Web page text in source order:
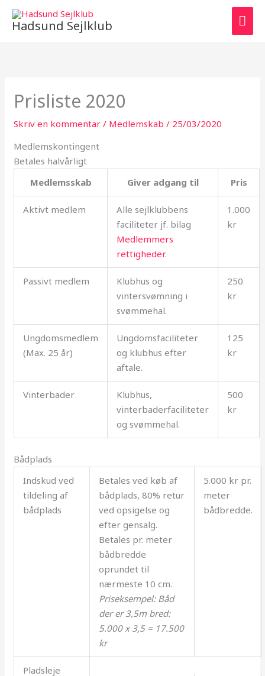
Hadsund Sejlklub
Prisliste 2020
Skriv en kommentar / Medlemskab / 25/03/2020
Medlemskontingent
Betales halvårligt
Medlemsskab
Giver adgang til Pris
Aktivt medlem
Alle sejlklubbens
faciliteter jf. bilag
Medlemmers
rettigheder.
1.000
kr
Passivt medlem
Klubhus og
vintersvømning i
svømmehal.
250
kr
Ungdomsmedlem
(Max. 25 år)
Ungdomsfaciliteter
og klubhus efter
aftale.
125
kr
Vinterbader
Klubhus,
vinterbaderfaciliteter
og svømmehal.
500
kr
Bådplads
Indskud ved
tildeling af
bådplads
Betales ved køb af
bådplads, 80% retur
ved opsigelse og
efter gensalg.
Betales pr. meter
bådbredde
oprundet til
nærmeste 10 cm.
Priseksempel: Båd
der er 3,5m bred:
5.000 x 3,5 = 17.500
kr
5.000 kr pr.
meter
bådbredde.
Pladsleje